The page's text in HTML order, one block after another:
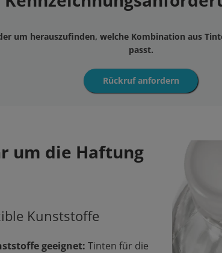
um herauszufinden, welche Kombination aus
passt.
Rückruf anfordern
um die Haftung
Kunststoffe
geeignet: Tinten für die